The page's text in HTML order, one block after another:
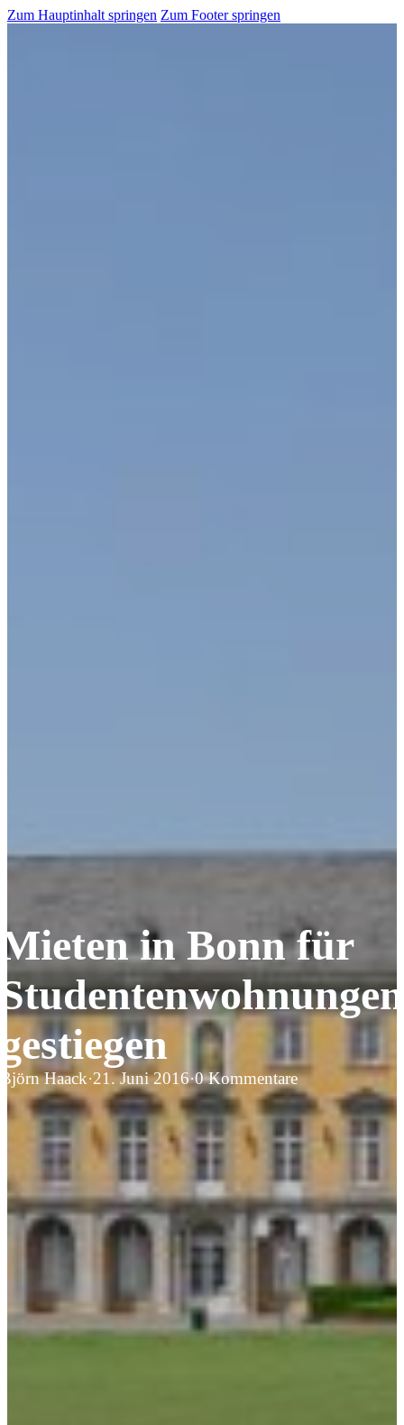
Zum Hauptinhalt springen Zum Footer springen
Mieten in Bonn für
Studentenwohnungen
gestiegen
Björn Haack·21. Juni 2016·0 Kommentare